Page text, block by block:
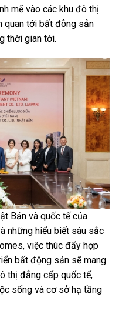
mẽ vào các khu đô thị
quan tới bất động sản
thời gian tới.
Bản và quốc tế của
những hiểu biết sâu sắc
việc thúc đẩy hợp
bất động sản sẽ mang
thị đẳng cấp quốc tế,
sống và cơ sở hạ tầng